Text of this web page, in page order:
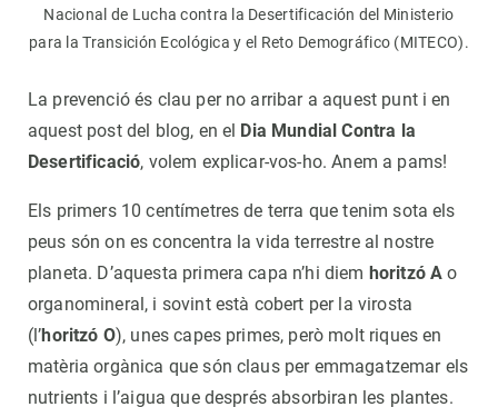
Nacional de Lucha contra la Desertificación del Ministerio
para la Transición Ecológica y el Reto Demográfico (MITECO).
La prevenció és clau per no arribar a aquest punt i en
aquest post del blog, en el Dia Mundial Contra la
Desertificació, volem explicar-vos-ho. Anem a pams!
Els primers 10 centímetres de terra que tenim sota els
peus són on es concentra la vida terrestre al nostre
planeta. D’aquesta primera capa n’hi diem horitzó A o
organomineral, i sovint està cobert per la virosta
(l’horitzó O), unes capes primes, però molt riques en
matèria orgànica que són claus per emmagatzemar els
nutrients i l’aigua que després absorbiran les plantes.